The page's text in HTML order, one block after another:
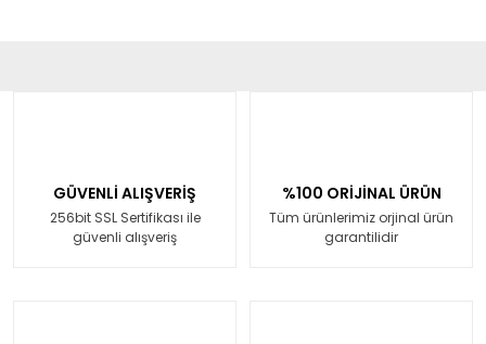
GÜVENLİ ALIŞVERİŞ
256bit SSL Sertifikası ile
güvenli alışveriş
%100 ORİJİNAL ÜRÜN
Tüm ürünlerimiz orjinal ürün
garantilidir